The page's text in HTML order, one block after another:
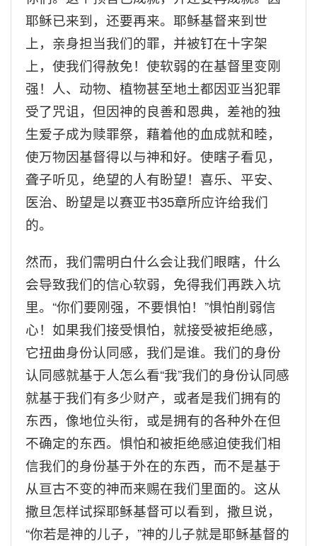
耶稣已来到，还要再来。耶稣基督来到世
上，亲身担当我们的罪，并被钉在十字架
上，使我们得赦免！使软弱的在基督里变刚
强！人、动物、植物甚至地土都因亚当犯罪
受了咒诅，但因神的良善和恩典，差祂的独
生爱子成为赎罪祭，藉着他的血成就和睦，
使万物因基督得以与神和好。使瞎子看见，
聋子听见，绝望的人有盼望！喜乐、平安、
医治、盼望是以赛亚书35章所应许给我们
的。
然而，我们需明白什么会让我们眼瞎，什么
会导致我们的信心软弱，免得我们再跌入坑
里。“你们要刚强，不要惧怕！”惧怕削弱信
心！如果我们接受惧怕，就接受被拒绝感，
它扭曲身份认同感，我们是谁。我们的身份
认同感就基于人怎么看“我”我们的身份认同感
就基于我们有多少财产，或者是我们拥有的
东西，像地位头衔，或是拥有的各种外在但
不确定的东西。惧怕和被拒绝感迫使我们相
信我们的身份基于外在的东西，而不是基于
从亘古不变的神而来赐在我们里面的。这从
撒旦怎样试探耶稣基督可以看到，撒旦说，
“你若是神的儿子， ”神的儿子就是耶稣基督的